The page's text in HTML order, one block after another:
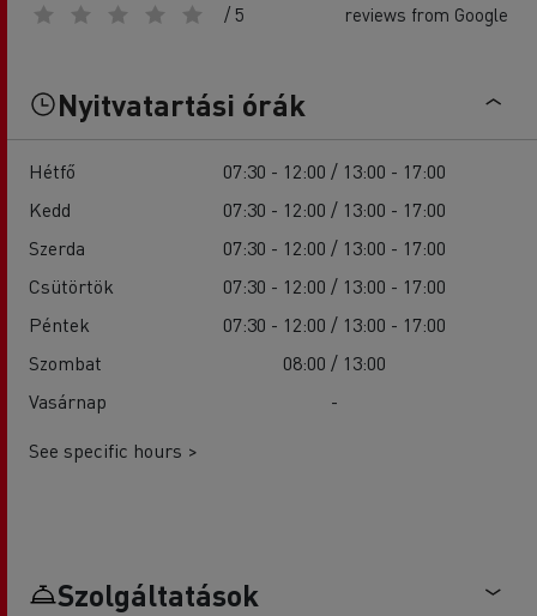
/ 5 reviews from Google
Nyitvatartási órák
Hétfő
07:30 - 12:00 / 13:00 - 17:00
Kedd
07:30 - 12:00 / 13:00 - 17:00
Szerda
07:30 - 12:00 / 13:00 - 17:00
Csütörtök
07:30 - 12:00 / 13:00 - 17:00
Péntek
07:30 - 12:00 / 13:00 - 17:00
Szombat
08:00 / 13:00
Vasárnap
-
See specific hours >
Szolgáltatások